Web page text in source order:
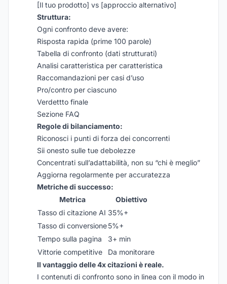
[Il tuo prodotto] vs [approccio alternativo]
Struttura:
Ogni confronto deve avere:
Risposta rapida (prime 100 parole)
Tabella di confronto (dati strutturati)
Analisi caratteristica per caratteristica
Raccomandazioni per casi d’uso
Pro/contro per ciascuno
Verdettto finale
Sezione FAQ
Regole di bilanciamento:
Riconosci i punti di forza dei concorrenti
Sii onesto sulle tue debolezze
Concentrati sull’adattabilità, non su “chi è meglio”
Aggiorna regolarmente per accuratezza
Metriche di successo:
Metrica
Obiettivo
Tasso di citazione AI 35%+
Tasso di conversione5%+
Tempo sulla pagina
3+ min
Vittorie competitive
Da monitorare
Il vantaggio delle 4x citazioni è reale.
I contenuti di confronto sono in linea con il modo in